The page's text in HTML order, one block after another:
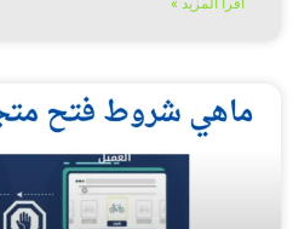
أقرأ المزيد »